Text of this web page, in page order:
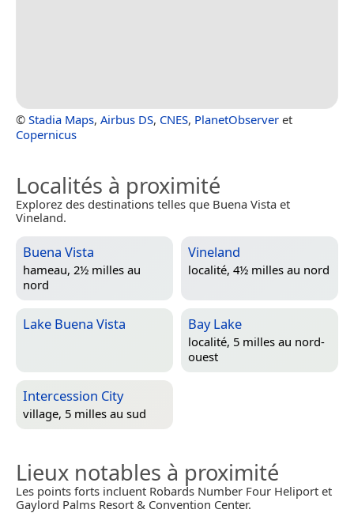
© Stadia Maps, Airbus DS, CNES, PlanetObserver et
Copernicus
Localités à proximité
Explorez des destinations telles que Buena Vista et
Vineland.
Buena Vista
hameau, 2½ milles au
nord
Vineland
localité, 4½ milles au nord
Lake Buena Vista Bay Lake
localité, 5 milles au nord-
ouest
Intercession City
village, 5 milles au sud
Lieux notables à proximité
Les points forts incluent Robards Number Four Heliport et
Gaylord Palms Resort & Convention Center.